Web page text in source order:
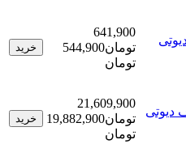
تومان
544,900
خرید
21,609,900
تومان19,882,900
خرید